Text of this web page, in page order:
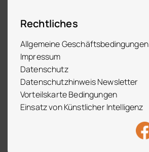
Rechtliches
Allgemeine Geschäftsbedingungen
Impressum
Datenschutz
Datenschutzhinweis Newsletter
Vorteilskarte Bedingungen
Einsatz von Künstlicher Intelligenz